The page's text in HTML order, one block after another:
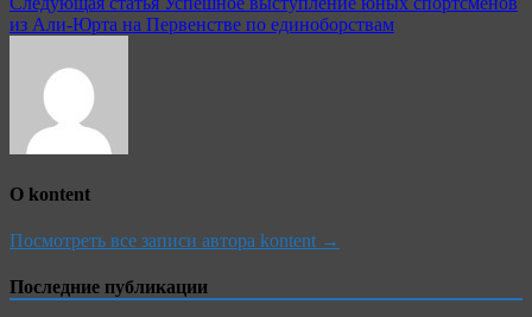
записям
из Али-Юрта на Первенстве по единоборствам
О kontent
Посмотреть все записи автора kontent →
Последние публикации